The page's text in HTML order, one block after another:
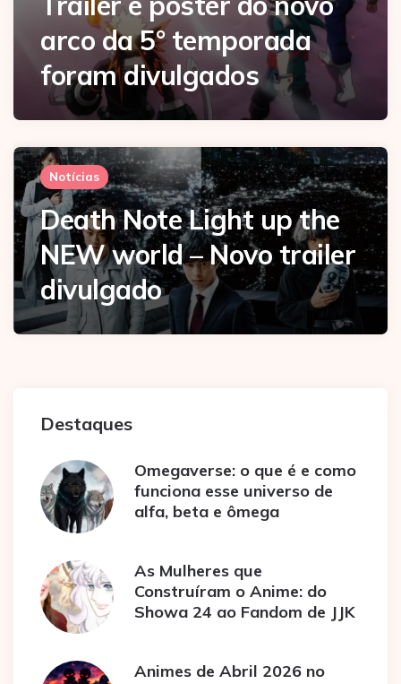
arco da 5° temporada
foram divulgados
Notícias
Death Note Light up the
NEW world – Novo trailer
divulgado
Destaques
Omegaverse: o que é e como
funciona esse universo de
alfa, beta e ômega
As Mulheres que
Construíram o Anime: do
Showa 24 ao Fandom de JJK
Animes de Abril 2026 no